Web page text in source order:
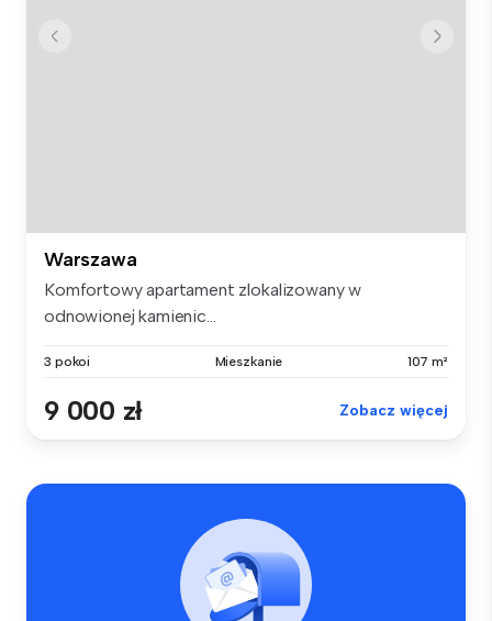
Warszawa
Komfortowy apartament zlokalizowany w
odnowionej kamienic...
3 pokoi Mieszkanie 107 m²
9 000 zł Zobacz więcej